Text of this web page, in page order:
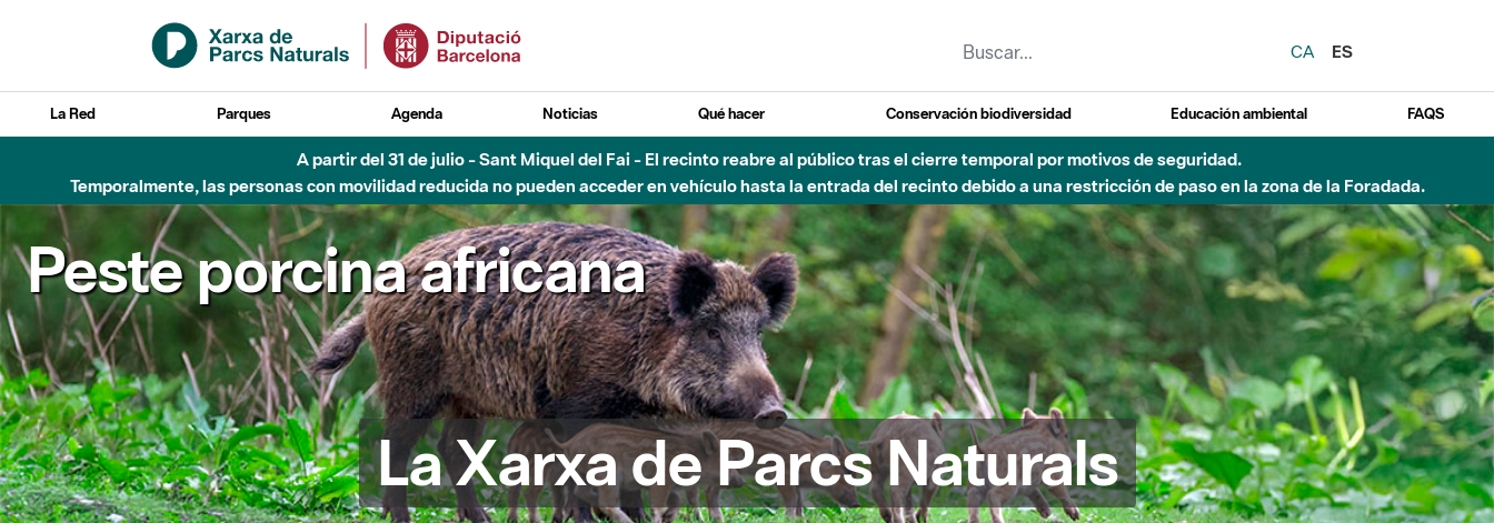
Saltar al contenido principal
CA
ES
La Red Parques Agenda Noticias Qué hacer Conservación biodiversidad Educación ambiental FAQS
A partir del 31 de julio - Sant Miquel del Fai - El recinto reabre al público tras el cierre temporal por motivos de seguridad.
Temporalmente, las personas con movilidad reducida no pueden acceder en vehículo hasta la entrada del recinto debido a una restricción de paso en la zona de la Foradada.
Peste porcina africana
La Xarxa de Parcs Naturals